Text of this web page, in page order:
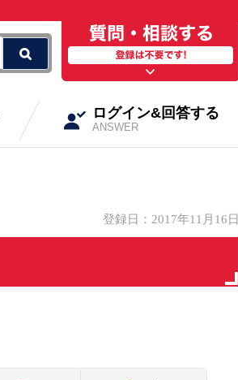
ログイン&回答する
ANSWER
登録日：2017年11月16日